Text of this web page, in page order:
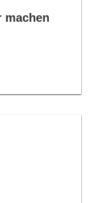
machen